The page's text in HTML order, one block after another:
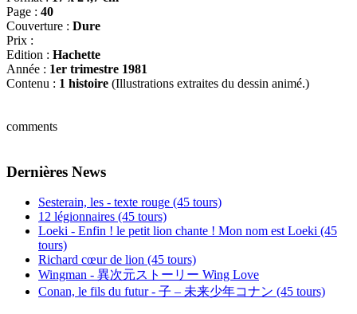
Page : 40
Couverture : Dure
Prix :
Edition : Hachette
Année : 1er trimestre 1981
Contenu : 1 histoire (Illustrations extraites du dessin animé.)
comments
Dernières News
Sesterain, les - texte rouge (45 tours)
12 légionnaires (45 tours)
Loeki - Enfin ! le petit lion chante ! Mon nom est Loeki (45
tours)
Richard cœur de lion (45 tours)
Wingman - 異次元ストーリー Wing Love
Conan, le fils du futur - 子 – 未来少年コナン (45 tours)